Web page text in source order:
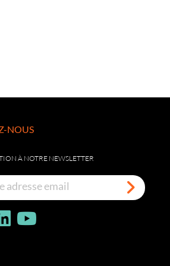
NOUS
À NOTRE NEWSLETTER